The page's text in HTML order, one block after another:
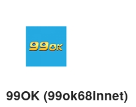
99OK (99ok68innet)